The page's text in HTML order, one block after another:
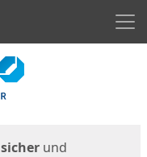
sicher und